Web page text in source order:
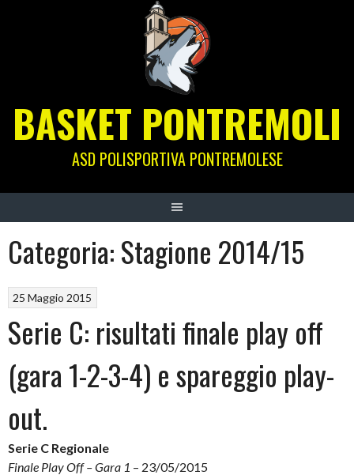
BASKET PONTREMOLI
ASD POLISPORTIVA PONTREMOLESE
Categoria:Stagione 2014/15
25 Maggio 2015
Serie C: risultati finale play off
(gara 1-2-3-4) e spareggio play-
out.
Serie C Regionale
Finale Play Off – Gara 1 – 23/05/2015